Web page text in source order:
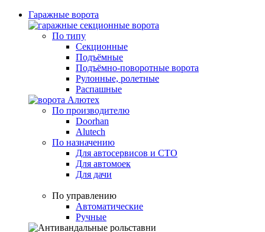
Гаражные ворота
По типу
Секционные
Подъёмные
Подъёмно-поворотные ворота
Рулонные, ролетные
Распашные
По производителю
Doorhan
Alutech
По назначению
Для автосервисов и СТО
Для автомоек
Для дачи
По управлению
Автоматические
Ручные